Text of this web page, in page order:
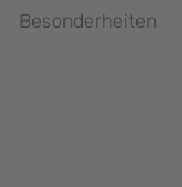
Besonderheiten